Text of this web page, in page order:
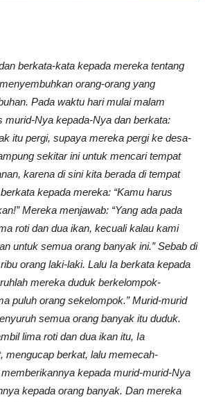
berkata-kata kepada mereka tentang
orang-orang yang
Pada waktu hari mulai malam
murid-Nya kepada-Nya dan berkata:
itu pergi, supaya mereka pergi ke desa-
sekitar ini untuk mencari tempat
karena di sini kita berada di tempat
kepada mereka: “Kamu harus
Mereka menjawab: “Yang ada pada
roti dan dua ikan, kecuali kalau kami
untuk semua orang banyak ini.” Sebab di
orang laki-laki. Lalu Ia berkata kepada
mereka duduk berkelompok-
puluh orang sekelompok.” Murid-murid
semua orang banyak itu duduk.
lima roti dan dua ikan itu, Ia
mengucap berkat, lalu memecah-
kepada murid-murid-Nya
kepada orang banyak. Dan mereka